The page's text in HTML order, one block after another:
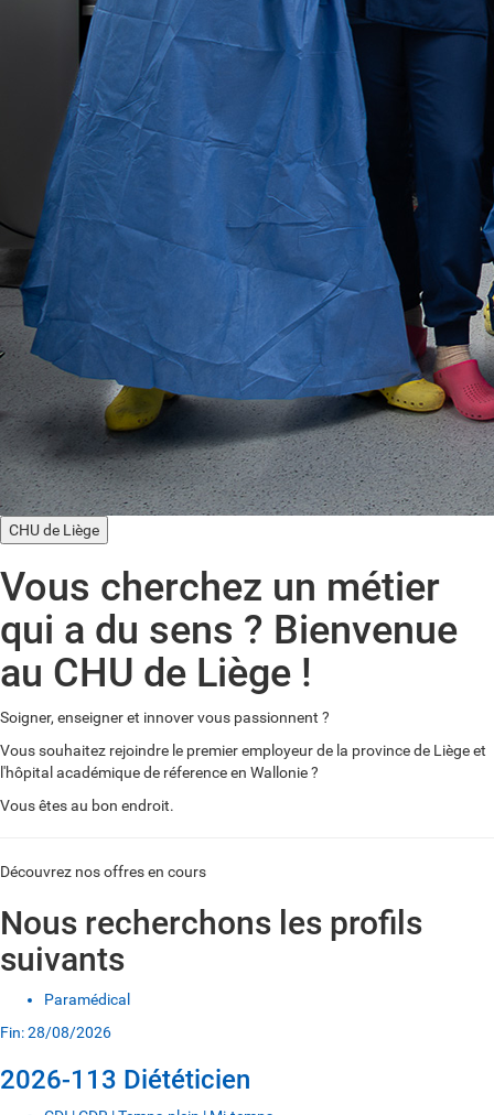
CHU de Liège
Vous cherchez un métier
qui a du sens ? Bienvenue
au CHU de Liège !
Soigner, enseigner et innover vous passionnent ?
Vous souhaitez rejoindre le premier employeur de la province de Liège et
l'hôpital académique de réference en Wallonie ?
Vous êtes au bon endroit.
Découvrez nos offres en cours
Nous recherchons les profils
suivants
Paramédical
Fin: 28/08/2026
2026-113 Diététicien